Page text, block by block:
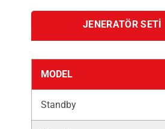
JENERATÖR SETI
MODEL
Standby